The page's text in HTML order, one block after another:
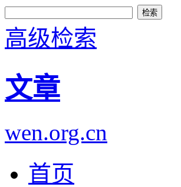
高级检索
文章
wen.org.cn
首页